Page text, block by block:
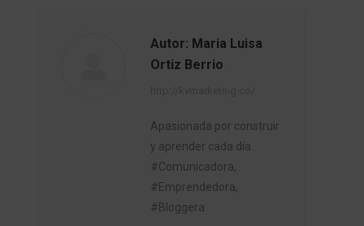
Autor: Maria Luisa
Ortiz Berrio
Apasionada por construir
y aprender cada día
#Comunicadora,
#Emprendedora,
#Bloggera